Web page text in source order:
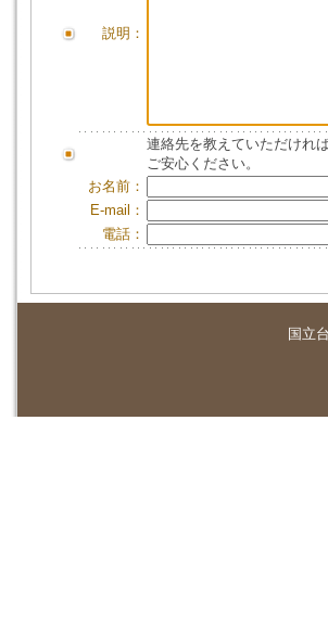
説明：
連絡先を教えていただけれ
ご安心ください。
お名前：
E-mail：
電話：
国立